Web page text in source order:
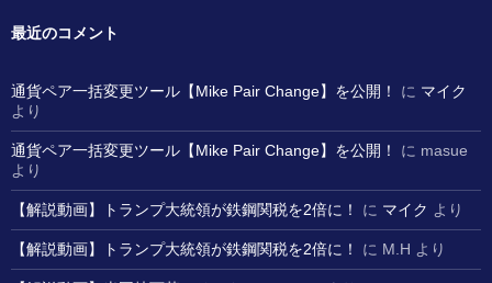
最近のコメント
通貨ペア一括変更ツール【Mike Pair Change】を公開！ に マイク
より
通貨ペア一括変更ツール【Mike Pair Change】を公開！ に masue
より
【解説動画】トランプ大統領が鉄鋼関税を2倍に！ に マイク より
【解説動画】トランプ大統領が鉄鋼関税を2倍に！ に M.H より